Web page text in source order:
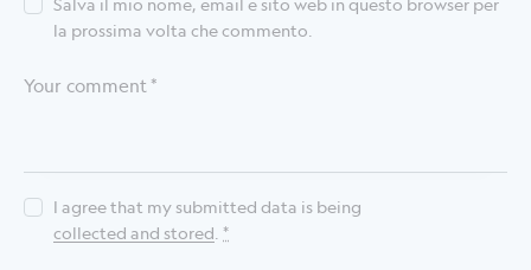
Salva il mio nome, email e sito web in questo browser per
la prossima volta che commento.
I agree that my submitted data is being
collected and stored *